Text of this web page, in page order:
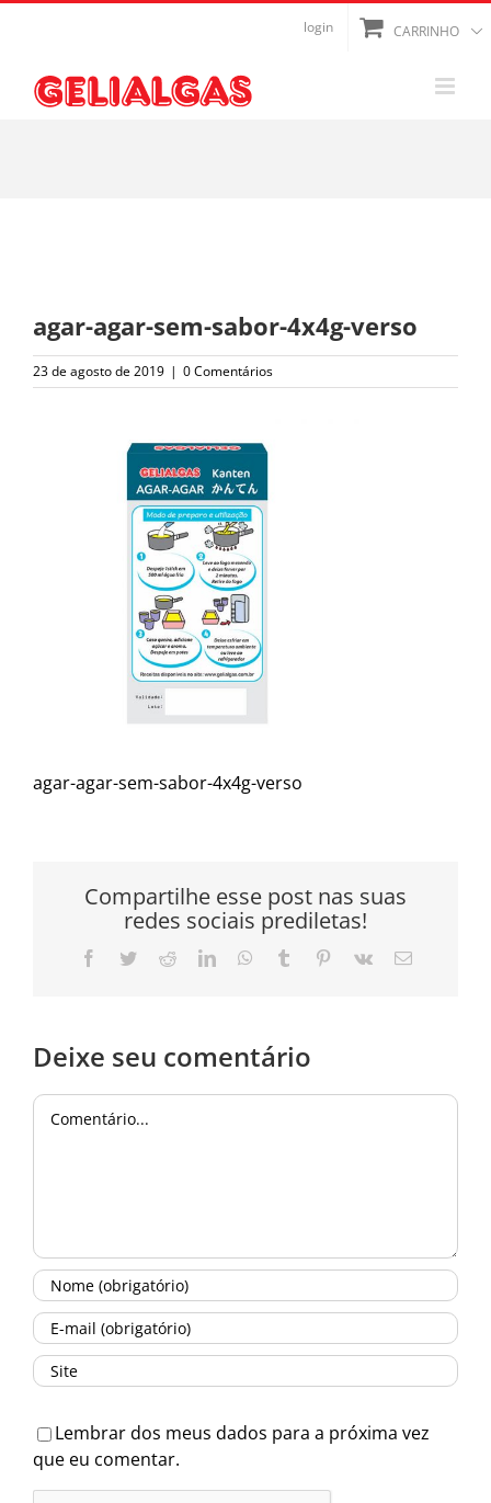
conteúdo
login CARRINHO
agar-agar-sem-sabor-4x4g-verso
23 de agosto de 2019 | 0 Comentários
agar-agar-sem-sabor-4x4g-verso
Compartilhe esse post nas suas
redes sociais prediletas!
Facebook
TwitterRedditLinkedInWhatsApp
Tumblr Pinterest
Vk
E-
Deixe seu comentário
Comentário
Lembrar dos meus dados para a próxima vez
que eu comentar.